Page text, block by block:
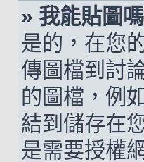
» 我能貼圖
是的，在您
傳圖檔到討
的圖檔，例
結到儲存在
是需要授權